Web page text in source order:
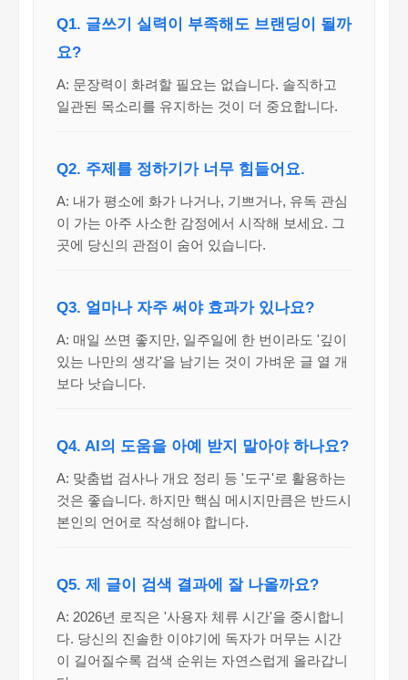
Q1. 글쓰기 실력이 부족해도 브랜딩이 될까
요?
A: 문장력이 화려할 필요는 없습니다. 솔직하고
일관된 목소리를 유지하는 것이 더 중요합니다.
Q2. 주제를 정하기가 너무 힘들어요.
A: 내가 평소에 화가 나거나, 기쁘거나, 유독 관심
이 가는 아주 사소한 감정에서 시작해 보세요. 그
곳에 당신의 관점이 숨어 있습니다.
Q3. 얼마나 자주 써야 효과가 있나요?
A: 매일 쓰면 좋지만, 일주일에 한 번이라도 '깊이
있는 나만의 생각'을 남기는 것이 가벼운 글 열 개
보다 낫습니다.
Q4. AI의 도움을 아예 받지 말아야 하나요?
A: 맞춤법 검사나 개요 정리 등 '도구'로 활용하는
것은 좋습니다. 하지만 핵심 메시지만큼은 반드시
본인의 언어로 작성해야 합니다.
Q5. 제 글이 검색 결과에 잘 나올까요?
A: 2026년 로직은 '사용자 체류 시간'을 중시합니
다. 당신의 진솔한 이야기에 독자가 머무는 시간
이 길어질수록 검색 순위는 자연스럽게 올라갑니